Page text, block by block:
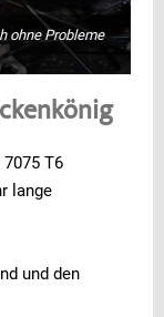
ohne Probleme
T6
lange
und den